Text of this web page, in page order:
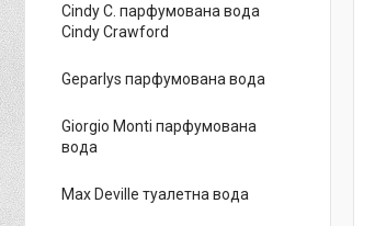
Cindy C. парфумована вода
Cindy Crawford
Geparlys парфумована вода
Giorgio Monti парфумована
вода
Max Deville туалетна вода